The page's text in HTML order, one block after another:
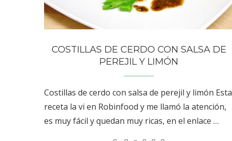
COSTILLAS DE CERDO CON SALSA DE
PEREJIL Y LIMÓN
Costillas de cerdo con salsa de perejil y limón Esta
receta la vi en Robinfood y me llamó la atención,
es muy fácil y quedan muy ricas, en el enlace …